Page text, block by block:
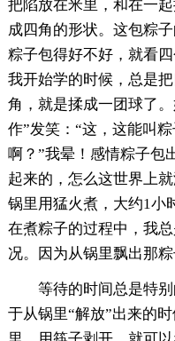
把陷放在米里，和在一
成四角的形状。这包粽
粽子包得好不好，就看
我开始学的时候，总是
角，就是揉成一团球了
作”发笑：“这，这能叫
啊？”我晕！感情粽子包
起来的，怎么这世界上
锅里用猛火煮，大约1小
在煮粽子的过程中，我
况。因为从锅里飘出那
等待的时间总是特
于从锅里“解放”出来的